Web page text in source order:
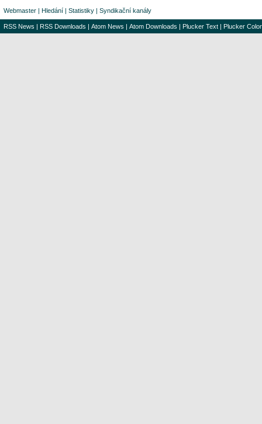
Webmaster | Hledání | Statistiky | Syndikační kanály
RSS News | RSS Downloads | Atom News | Atom Downloads | Plucker Text | Plucker Color